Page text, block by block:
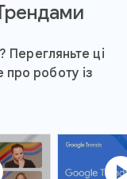
ці
про роботу із